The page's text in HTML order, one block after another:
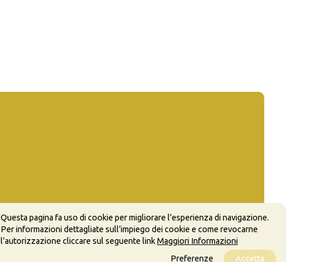
Questa pagina fa uso di cookie per migliorare l’esperienza di navigazione.
Per informazioni dettagliate sull’impiego dei cookie e come revocarne
l’autorizzazione cliccare sul seguente linkMaggiori Informazioni
Preferenze
Accetta